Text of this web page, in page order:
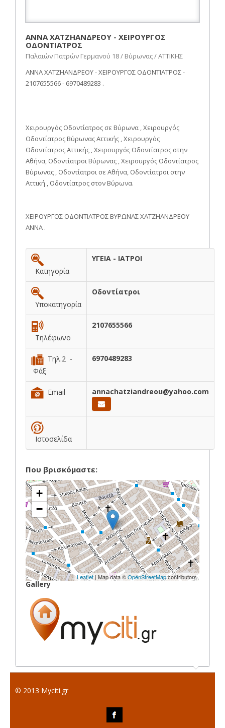
ΑΝΝΑ ΧΑΤΖΗΑΝΔΡΕΟΥ - ΧΕΙΡΟΥΡΓΟΣ
ΟΔΟΝΤΙΑΤΡΟΣ
Παλαιών Πατρών Γερμανού 18 / Βύρωνας / ΑΤΤΙΚΗΣ
ΑΝΝΑ ΧΑΤΖΗΑΝΔΡΕΟΥ - ΧΕΙΡΟΥΡΓΟΣ ΟΔΟΝΤΙΑΤΡΟΣ -
2107655566 - 6970489283 .
Χειρουργός Οδοντίατρος σε Βύρωνα , Χειρουργός
Οδοντίατρος Βύρωνας Αττικής , Χειρουργός
Οδοντίατρος Αττικής , Χειρουργός Οδοντίατρος στην
Αθήνα, Οδοντίατροι Βύρωνας , Χειρουργός Οδοντίατρος
Βύρωνας , Οδοντίατροι σε Αθήνα, Οδοντίατροι στην
Αττική , Οδοντίατρος στον Βύρωνα.
ΧΕΙΡΟΥΡΓΟΣ ΟΔΟΝΤΙΑΤΡΟΣ ΒΥΡΩΝΑΣ ΧΑΤΖΗΑΝΔΡΕΟΥ
ΑΝΝΑ .
Κατηγορία
ΥΓΕΙΑ - ΙΑΤΡΟΙ
Υποκατηγορία
Οδοντίατροι
Τηλέφωνο
2107655566
Τηλ.2 -
Φάξ
6970489283
Email annachatziandreou@yahoo.com
Ιστοσελίδα
Που βρισκόμαστε:
+
−
Leaflet | Map data ©OpenStreetMapcontributors
Gallery
© 2013 Myciti.gr